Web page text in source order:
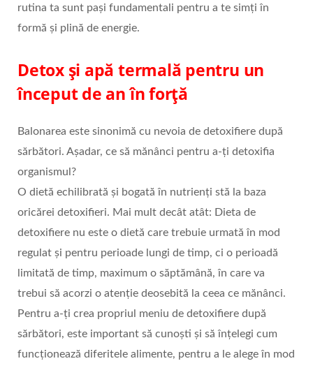
rutina ta sunt pași fundamentali pentru a te simți în
formă și plină de energie.
Detox și apă termală pentru un
început de an în forță
Balonarea este sinonimă cu nevoia de detoxifiere după
sărbători. Așadar, ce să mănânci pentru a-ți detoxifia
organismul?
O dietă echilibrată și bogată în nutrienți stă la baza
oricărei detoxifieri. Mai mult decât atât: Dieta de
detoxifiere nu este o dietă care trebuie urmată în mod
regulat și pentru perioade lungi de timp, ci o perioadă
limitată de timp, maximum o săptămână, în care va
trebui să acorzi o atenție deosebită la ceea ce mănânci.
Pentru a-ți crea propriul meniu de detoxifiere după
sărbători, este important să cunoști și să înțelegi cum
funcționează diferitele alimente, pentru a le alege în mod